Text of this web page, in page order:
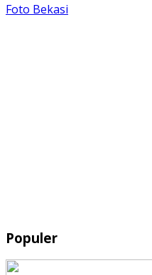
Foto Bekasi
Populer